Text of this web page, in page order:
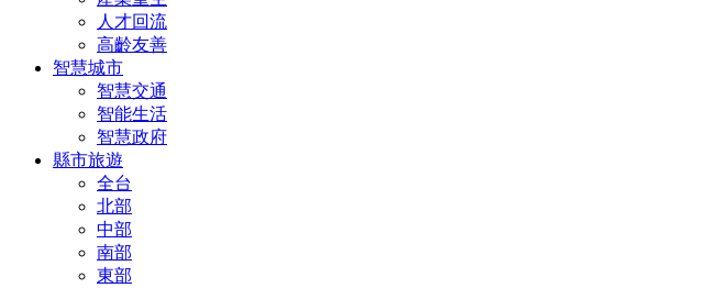
人才回流
高齡友善
智慧城市
智慧交通
智能生活
智慧政府
縣市旅遊
全台
北部
中部
南部
東部